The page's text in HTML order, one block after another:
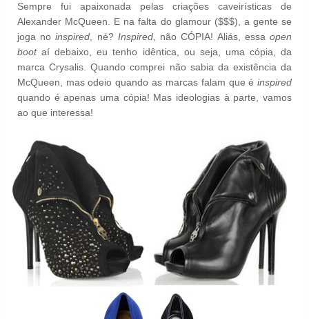
Sempre fui apaixonada pelas criações caveirísticas de
Alexander McQueen . E na falta do glamour ($$$), a gente se
joga no inspired , né? Inspired, não CÓPIA! Aliás, essaopen
bootaí debaixo, eu tenho idêntica, ou seja, umacópia , da
marca Crysalis. Quando comprei não sabia da existência da
McQueen, mas odeio quando as marcas falam que éinspired
quando é apenas uma cópia! Mas ideologias à parte, vamos
ao que interessa!